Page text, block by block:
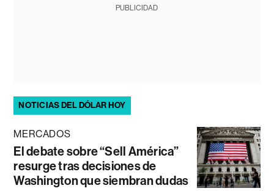
PUBLICIDAD
NOTICIAS DEL DÓLAR HOY
MERCADOS
El debate sobre “Sell América”
resurge tras decisiones de
Washington que siembran dudas